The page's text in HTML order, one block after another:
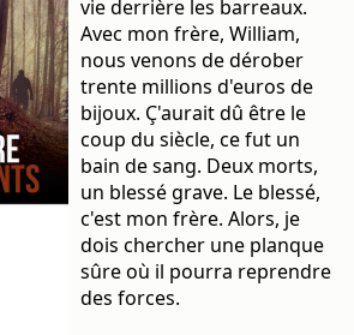
vie derrière les barreaux.
Avec mon frère, William,
nous venons de dérober
trente millions d'euros de
bijoux. Ç'aurait dû être le
coup du siècle, ce fut un
bain de sang. Deux morts,
un blessé grave. Le blessé,
c'est mon frère. Alors, je
dois chercher une planque
sûre où il pourra reprendre
des forces.